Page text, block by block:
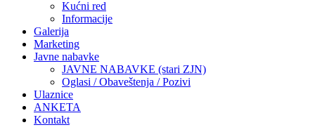
Kućni red
Informacije
Galerija
Marketing
Javne nabavke
JAVNE NABAVKE (stari ZJN)
Oglasi / Obaveštenja / Pozivi
Ulaznice
ANKETA
Kontakt